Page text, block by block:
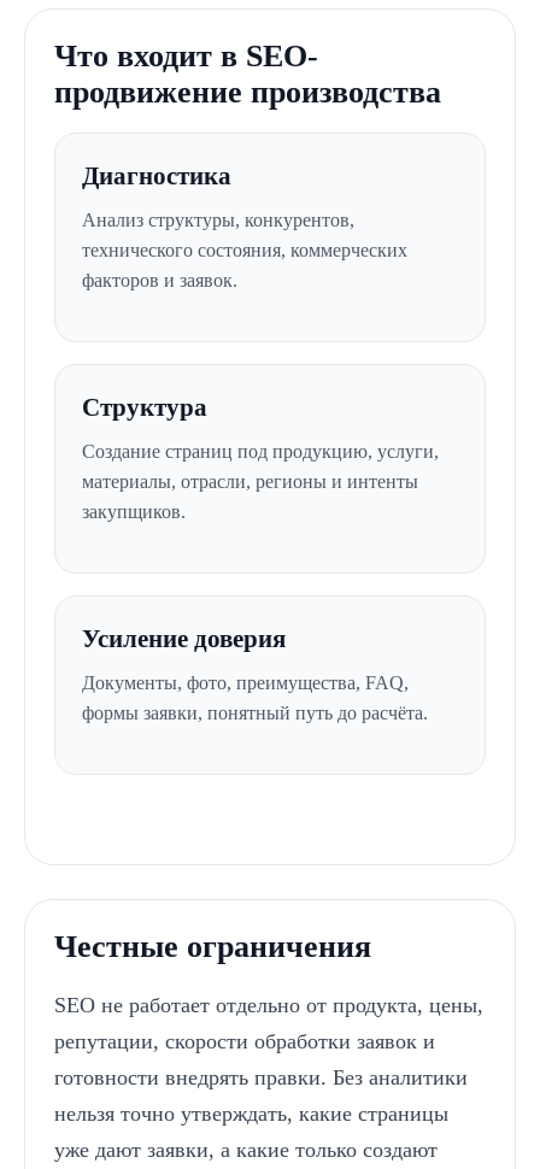
SEO продвижение
для поставщиков
для лазерной резки
О компании
Портфолио
Контакты
Что входит в SEO-
продвижение производства
Диагностика
Анализ структуры, конкурентов,
технического состояния, коммерческих
факторов и заявок.
Структура
Создание страниц под продукцию, услуги,
материалы, отрасли, регионы и интенты
закупщиков.
Усиление доверия
Документы, фото, преимущества, FAQ,
формы заявки, понятный путь до расчёта.
Честные ограничения
SEO не работает отдельно от продукта, цены,
репутации, скорости обработки заявок и
готовности внедрять правки. Без аналитики
нельзя точно утверждать, какие страницы
уже дают заявки, а какие только создают